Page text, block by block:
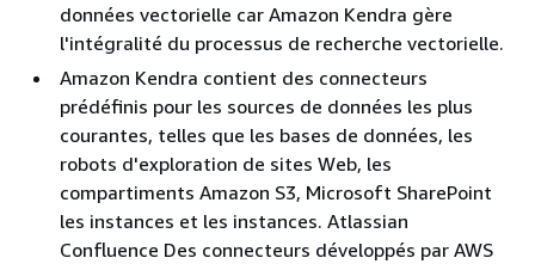
données vectorielle car Amazon Kendra gère
l'intégralité du processus de recherche vectorielle.
Amazon Kendra contient des connecteurs
prédéfinis pour les sources de données les plus
courantes, telles que les bases de données, les
robots d'exploration de sites Web, les
compartiments Amazon S3, Microsoft SharePoint
les instances et les instances. Atlassian
Confluence Des connecteurs développés par AWS